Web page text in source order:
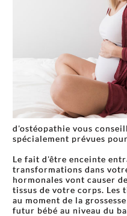
d'ostéopathie vous
spécialement prévues
Le fait d'être enceinte
transformations dans
hormonales vont causer
tissus de votre corps. Les
au moment de la
futur bébé au niveau du